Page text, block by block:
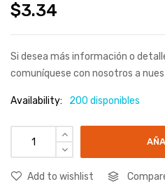
$3.34
Si desea más información o
comuníquese con nosotros a
Availability: 200 disponibles
Add to wishlist